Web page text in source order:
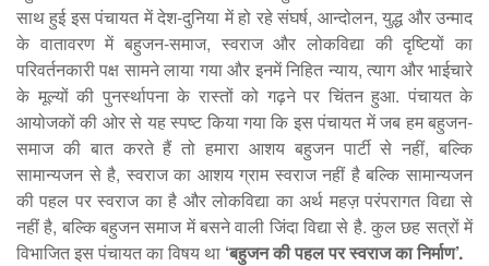
साथ हुई इस पंचायत में देश-दुनिया में हो रहे संघर्ष, आन्दोलन, युद्ध और उन्माद
के वातावरण में बहुजन-समाज, स्वराज और लोकविद्या की दृष्टियों का
परिवर्तनकारी पक्ष सामने लाया गया और इनमें निहित न्याय, त्याग और भाईचारे
के मूल्यों की पुनर्स्थापना के रास्तों को गढ़ने पर चिंतन हुआ. पंचायत के
आयोजकों की ओर से यह स्पष्ट किया गया कि इस पंचायत में जब हम बहुजन-
समाज की बात करते हैं तो हमारा आशय बहुजन पार्टी से नहीं, बल्कि
सामान्यजन से है, स्वराज का आशय ग्राम स्वराज नहीं है बल्कि सामान्यजन
की पहल पर स्वराज का है और लोकविद्या का अर्थ महज़ परंपरागत विद्या से
नहीं है, बल्कि बहुजन समाज में बसने वाली जिंदा विद्या से है. कुल छह सत्रों में
विभाजित इस पंचायत का विषय था ‘बहुजन की पहल पर स्वराज का निर्माण’.